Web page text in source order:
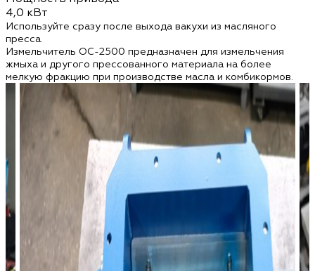
4,0 кВт
Используйте сразу после выхода вакухи из масляного
пресса.
Измельчитель OC-2500 предназначен для измельчения
жмыха и другого прессованного материала на более
мелкую фракцию при производстве масла и комбикормов.